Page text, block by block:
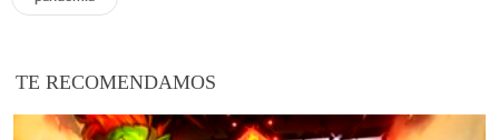
TE RECOMENDAMOS